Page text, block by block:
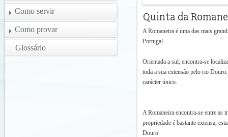
Como servir
Como provar
Glossário
A Romaneira é uma das mais
Portugal.
Orientada a sul, encontra-se
toda a sua extensão pelo rio
carácter único.
A Romaneira encontra-se entre as
propriedade é bastante extensa,
Douro.